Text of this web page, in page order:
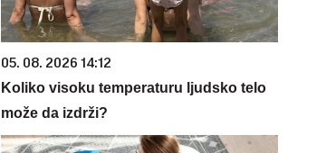
05. 08. 2026 14:12
Koliko visoku temperaturu ljudsko telo
može da izdrži?